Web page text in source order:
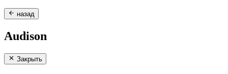
назад
Audison
Закрыть